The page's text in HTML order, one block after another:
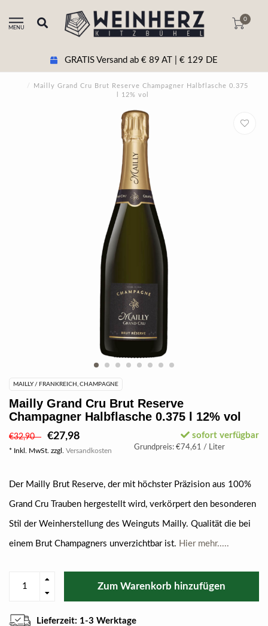
MENU
0
GRATIS Versand ab € 89 AT | € 129 DE
/
Mailly Grand Cru Brut Reserve Champagner Halbflasche 0.375
l 12% vol
MAILLY / FRANKREICH, CHAMPAGNE
Mailly Grand Cru Brut Reserve
Champagner Halbflasche 0.375 l 12% vol
€32,90 €27,98
* Inkl. MwSt. zzgl. Versandkosten
sofort verfügbar
Grundpreis: €74,61 / Liter
Der Mailly Brut Reserve, der mit höchster Präzision aus 100%
Grand Cru Trauben hergestellt wird, verkörpert den besonderen
Stil der Weinherstellung des Weinguts Mailly. Qualität die bei
einem Brut Champagners unverzichtbar ist. Hier mehr.....
Zum Warenkorb hinzufügen
Lieferzeit: 1-3 Werktage